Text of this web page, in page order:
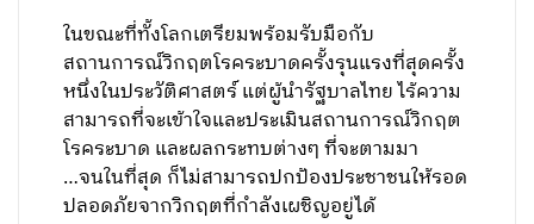
ในขณะที่ทั้งโลกเตรียมพร้อมรับมือกับ
สถานการณ์วิกฤตโรคระบาดครั้งรุนแรงที่สุดครั้ง
หนึ่งในประวัติศาสตร์ แต่ผู้นำรัฐบาลไทย ไร้ความ
สามารถที่จะเข้าใจและประเมินสถานการณ์วิกฤต
โรคระบาด และผลกระทบต่างๆ ที่จะตามมา
…จนในที่สุด ก็ไม่สามารถปกป้องประชาชนให้รอด
ปลอดภัยจากวิกฤตที่กำลังเผชิญอยู่ได้